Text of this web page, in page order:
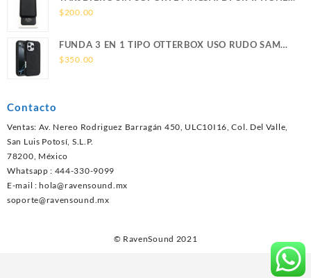
LEATHER WALLET MAGSAFE
$200.00
FUNDA 3 EN 1 TIPO OTTERBOX USO RUDO SAM
S26 ULTRA SAMSUNG S26 ULTRA
$350.00
Contacto
Ventas: Av. Nereo Rodriguez Barragán 450, ULC10I16, Col. Del Valle,
San Luis Potosí, S.L.P.
78200, México
Whatsapp : 444-330-9099
E-mail :hola@ravensound.mx
soporte@ravensound.mx
© RavenSound 2021